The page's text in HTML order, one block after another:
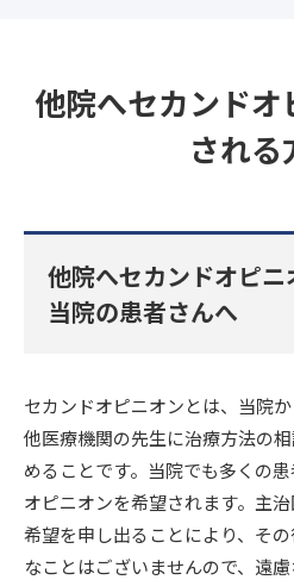
他院へセカンド
される
他院へセカンドオピ
当院の患者さんへ
セカンドオピニオンとは、当院
他医療機関の先生に治療方法の
めることです。当院でも多くの
オピニオンを希望されます。主
希望を申し出ることにより、そ
なことはございませんので、遠